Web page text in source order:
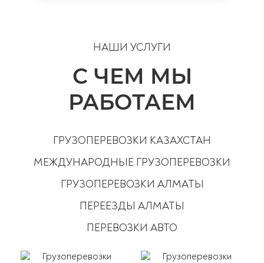
НАШИ УСЛУГИ
С ЧЕМ МЫ
РАБОТАЕМ
ГРУЗОПЕРЕВОЗКИ КАЗАХСТАН
МЕЖДУНАРОДНЫЕ ГРУЗОПЕРЕВОЗКИ
ГРУЗОПЕРЕВОЗКИ АЛМАТЫ
ПЕРЕЕЗДЫ АЛМАТЫ
ПЕРЕВОЗКИ АВТО